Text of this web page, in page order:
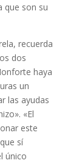
que son su
recuerda
dos
haya
un
las ayudas
«El
este
sí
único